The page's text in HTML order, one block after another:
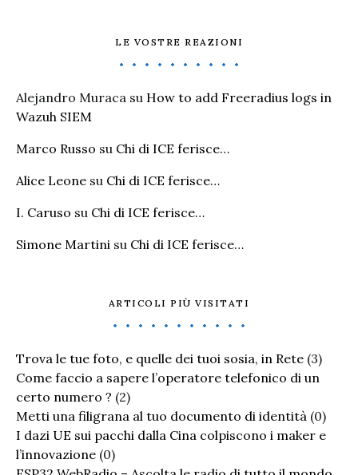
LE VOSTRE REAZIONI
Alejandro Muraca su How to add Freeradius logs in
Wazuh SIEM
Marco Russo su Chi di ICE ferisce…
Alice Leone su Chi di ICE ferisce…
I. Caruso su Chi di ICE ferisce…
Simone Martini su Chi di ICE ferisce…
ARTICOLI PIÙ VISITATI
Trova le tue foto, e quelle dei tuoi sosia, in Rete (3)
Come faccio a sapere l’operatore telefonico di un
certo numero ? (2)
Metti una filigrana al tuo documento di identità (0)
I dazi UE sui pacchi dalla Cina colpiscono i maker e
l’innovazione (0)